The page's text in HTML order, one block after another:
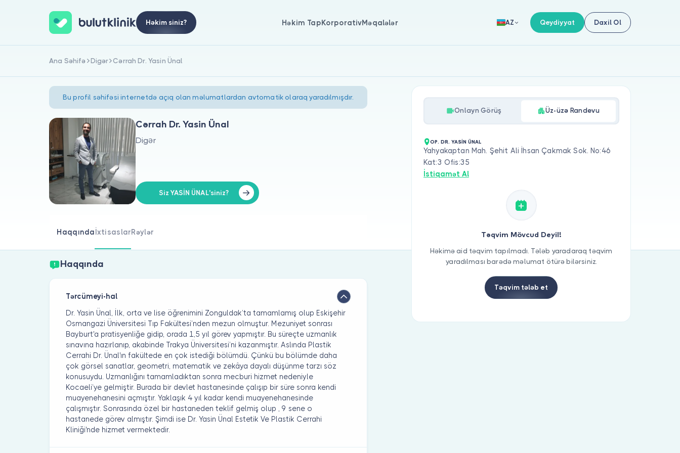
Həkim siniz? Həkim TapKorporativMəqalələr AZ Qeydiyyat Daxil Ol
Ana Səhifə Digər Cərrah Dr. Yasin Ünal
Bu profil səhifəsi internetdə açıq olan məlumatlardan avtomatik olaraq yaradılmışdır.
Cərrah Dr. Yasin Ünal
Digər
Siz YASİN ÜNAL'siniz?
Haqqında İxtisaslarRəylər
Haqqında
Tərcümeyi-hal
Dr. Yasin Ünal, İlk, orta ve lise öğrenimini Zonguldak’ta tamamlamış olup Eskişehir
Osmangazi Üniversitesi Tıp Fakültesi’nden mezun olmuştur. Mezuniyet sonrası
Bayburt'a pratisyenliğe gidip, orada 1,5 yıl görev yapmıştır. Bu süreçte uzmanlık
sınavına hazırlanıp, akabinde Trakya Üniversitesi’ni kazanmıştır. Aslında Plastik
Cerrahi Dr. Ünal'ın fakültede en çok istediği bölümdü. Çünkü bu bölümde daha
çok görsel sanatlar, geometri, matematik ve zekâya dayalı düşünme tarzı söz
konusuydu. Uzmanlığını tamamladıktan sonra mecburi hizmet nedeniyle
Kocaeli’ye gelmiştir. Burada bir devlet hastanesinde çalışıp bir süre sonra kendi
muayenehanesini açmıştır. Yaklaşık 4 yıl kadar kendi muayenehanesinde
çalışmıştır. Sonrasında özel bir hastaneden teklif gelmiş olup , 9 sene o
hastanede görev almıştır. Şimdi ise Dr. Yasin Ünal Estetik Ve Plastik Cerrahi
Kliniği'nde hizmet vermektedir.
Onlayn Görüş Üz-üzə Randevu
OP. DR. YASİN ÜNAL
Yahyakaptan Mah. Şehit Ali İhsan Çakmak Sok. No:46
Kat:3 Ofis:35
İstiqamət Al
Təqvim Mövcud Deyil!
Həkimə aid təqvim tapılmadı. Tələb yaradaraq təqvim
yaradılması barədə məlumat ötürə bilərsiniz.
Təqvim tələb et